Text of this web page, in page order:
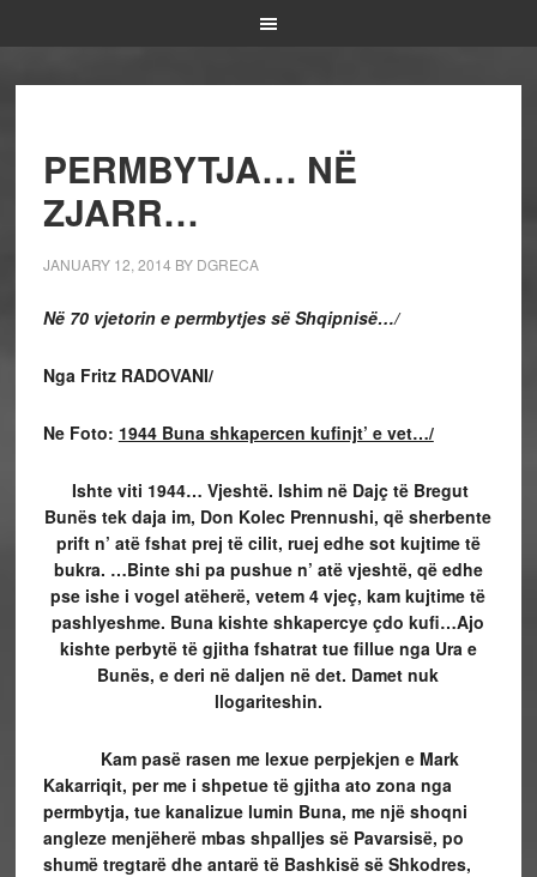
PERMBYTJA… NË
ZJARR…
JANUARY 12, 2014 BY DGRECA
Në 70 vjetorin e permbytjes së Shqipnisë…/
Nga Fritz RADOVANI/
Ne Foto: 1944 Buna shkapercen kufinjt’ e vet…/
Ishte viti 1944… Vjeshtë. Ishim në Dajç të Bregut
Bunës tek daja im, Don Kolec Prennushi, që sherbente
prift n’ atë fshat prej të cilit, ruej edhe sot kujtime të
bukra. …Binte shi pa pushue n’ atë vjeshtë, që edhe
pse ishe i vogel atëherë, vetem 4 vjeç, kam kujtime të
pashlyeshme. Buna kishte shkapercye çdo kufi…Ajo
kishte perbytë të gjitha fshatrat tue fillue nga Ura e
Bunës, e deri në daljen në det. Damet nuk
llogariteshin.
Kam pasë rasen me lexue perpjekjen e Mark
Kakarriqit, per me i shpetue të gjitha ato zona nga
permbytja, tue kanalizue lumin Buna, me një shoqni
angleze menjëherë mbas shpalljes së Pavarsisë, po
shumë tregtarë dhe antarë të Bashkisë së Shkodres,